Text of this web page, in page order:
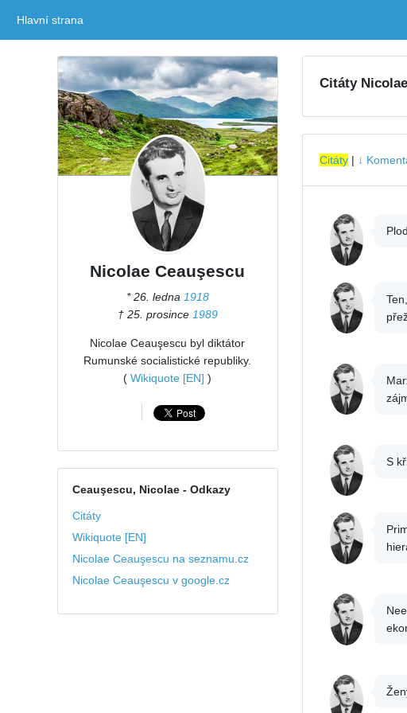
Hlavní strana
Nicolae Ceauşescu
* 26. ledna 1918
† 25. prosince 1989
Nicolae Ceauşescu byl diktátor
Rumunské socialistické republiky.
(Wikiquote [EN] )
Ceauşescu, Nicolae- Odkazy
Citáty
Wikiquote [EN]
Nicolae Ceauşescu na seznamu.cz
Nicolae Ceauşescu v google.cz
Citáty
Citáty| ↓
S